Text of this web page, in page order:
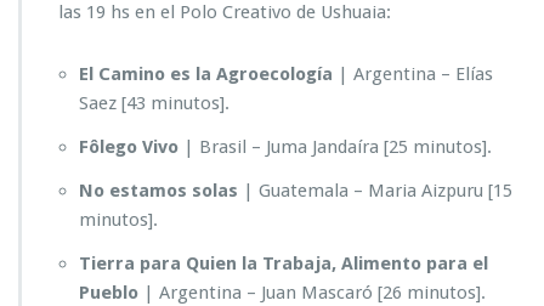
las 19 hs en el Polo Creativo de Ushuaia:
El Camino es la Agroecología | Argentina – Elías
Saez [43 minutos].
Fôlego Vivo | Brasil – Juma Jandaíra [25 minutos].
No estamos solas | Guatemala – Maria Aizpuru [15
minutos].
Tierra para Quien la Trabaja, Alimento para el
Pueblo | Argentina – Juan Mascaró [26 minutos].